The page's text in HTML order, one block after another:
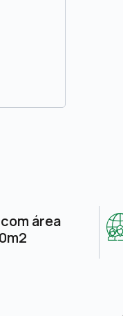
área